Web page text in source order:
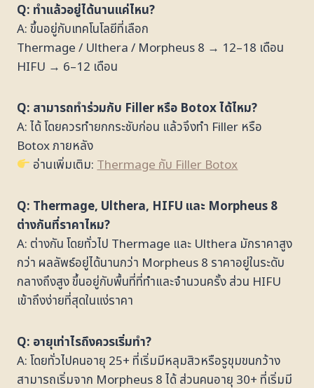
Q: ทำแล้วอยู่ได้นานแค่ไหน?
A: ขึ้นอยู่กับเทคโนโลยีที่เลือก
Thermage / Ulthera / Morpheus 8 → 12–18 เดือน
HIFU → 6–12 เดือน
Q: สามารถทำร่วมกับ Filler หรือ Botox ได้ไหม?
A: ได้ โดยควรทำยกกระชับก่อน แล้วจึงทำ Filler หรือ
Botox ภายหลัง
อ่านเพิ่มเติม:Thermage กับ Filler Botox
Q: Thermage, Ulthera, HIFU และ Morpheus 8
ต่างกันที่ราคาไหม?
A: ต่างกัน โดยทั่วไป Thermage และ Ulthera มักราคาสูง
กว่า ผลลัพธ์อยู่ได้นานกว่า Morpheus 8 ราคาอยู่ในระดับ
กลางถึงสูง ขึ้นอยู่กับพื้นที่ที่ทำและจำนวนครั้ง ส่วน HIFU
เข้าถึงง่ายที่สุดในแง่ราคา
Q: อายุเท่าไรถึงควรเริ่มทำ?
A: โดยทั่วไปคนอายุ 25+ ที่เริ่มมีหลุมสิวหรือรูขุมขนกว้าง
สามารถเริ่มจาก Morpheus 8 ได้ ส่วนคนอายุ 30+ ที่เริ่มมี